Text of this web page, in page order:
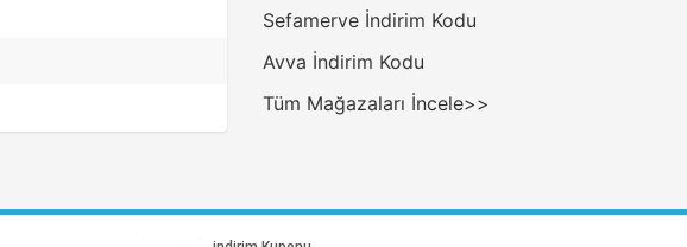
Sefamerve İndirim Kodu
Avva İndirim Kodu
Tüm Mağazaları İncele>>